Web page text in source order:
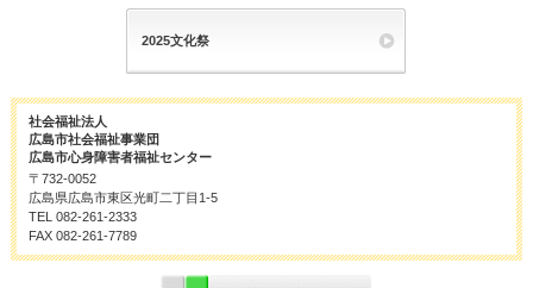
2025文化祭
社会福祉法人
広島市社会福祉事業団
広島市心身障害者福祉センター
〒732-0052
広島県広島市東区光町二丁目1-5
TEL 082-261-2333
FAX 082-261-7789